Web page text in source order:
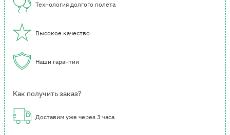
Технология долгого полета
Высокое качество
Наши гарантии
Как получить заказ?
Доставим уже через 3 часа